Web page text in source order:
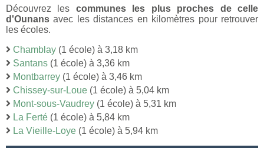
Découvrez les communes les plus proches de celle
d'Ounans avec les distances en kilomètres pour retrouver
les écoles.
Chamblay (1 école) à 3,18 km
Santans (1 école) à 3,36 km
Montbarrey (1 école) à 3,46 km
Chissey-sur-Loue (1 école) à 5,04 km
Mont-sous-Vaudrey (1 école) à 5,31 km
La Ferté (1 école) à 5,84 km
La Vieille-Loye (1 école) à 5,94 km